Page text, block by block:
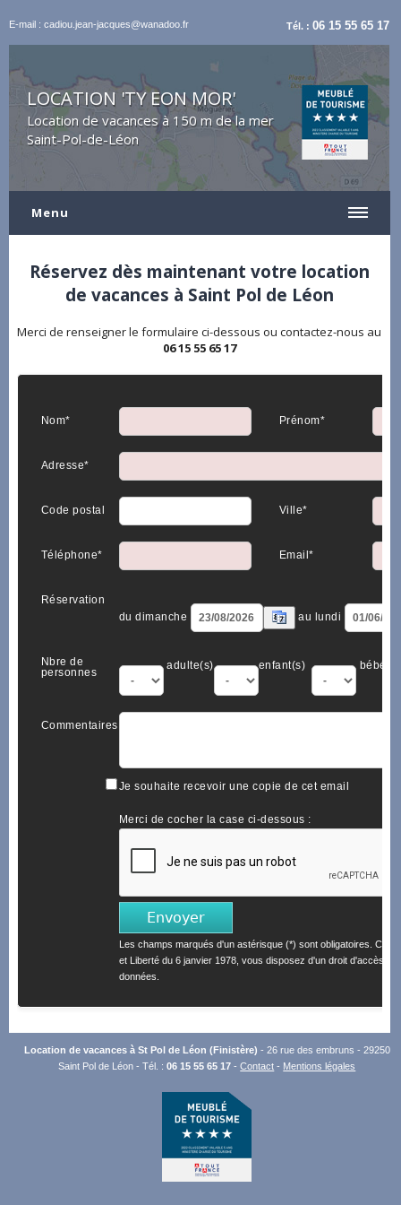
E-mail : cadiou.jean-jacques@wanadoo.fr Tél. :06 15 55 65 17
LOCATION 'TY EON MOR'
Location de vacances à 150 m de la mer
Saint-Pol-de-Léon
Menu
Réservez dès maintenant votre location
de vacances à Saint Pol de Léon
Merci de renseigner le formulaire ci-dessous ou contactez-nous au
06 15 55 65 17
Nom* Prénom*
Adresse*
Code postal Ville*
Téléphone* Email*
Réservation
du dimanche
au lundi
Nbre de
personnes
adulte(s) enfant(s) bébé(s)
Commentaires
Je souhaite recevoir une copie de cet email
Merci de cocher la case ci-dessous :
Les champs marqués d'un astérisque (*) sont obligatoires.
et Liberté du 6 janvier 1978, vous disposez d'un droit d'accès et
données.
Location de vacances à St Pol de Léon (Finistère) - 26 rue des embruns - 29250
Saint Pol de Léon - Tél. :06 15 55 65 17 -Contact - Mentions légales